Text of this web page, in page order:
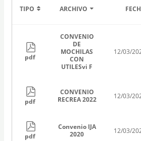
TIPO ARCHIVO
pdf
CONVENIO
DE
MOCHILAS
CON
UTILESvi F
12/03/
pdf
CONVENIO
RECREA 2022
12/03/
pdf
Convenio IJA
2020
12/03/